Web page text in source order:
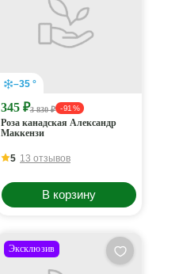
–35 °
345 ₽3 830 ₽ - 91 %
Роза канадская Александр
Маккензи
5 13 отзывов
В корзину
Эксклюзив